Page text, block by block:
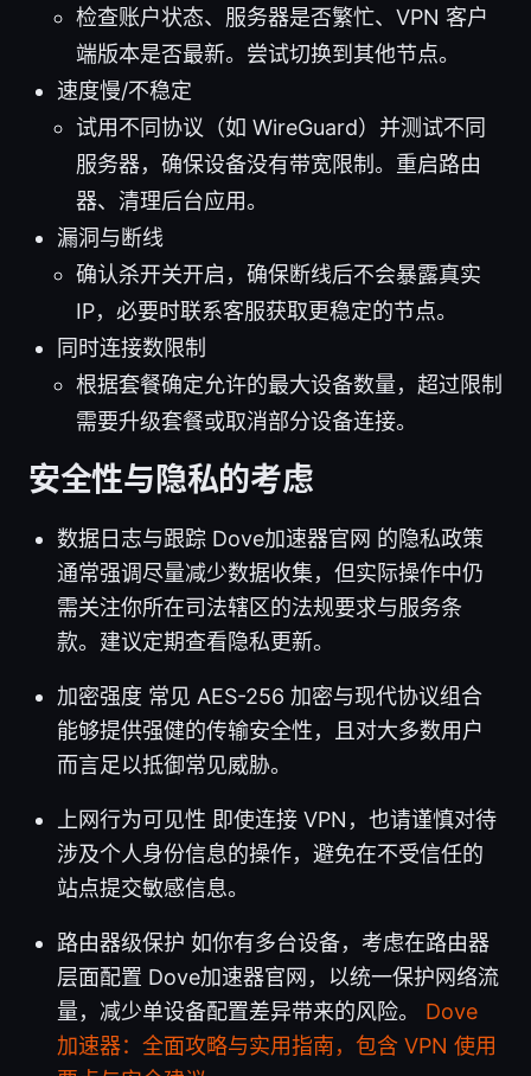
检查账户状态、服务器是否繁忙、VPN 客户
端版本是否最新。尝试切换到其他节点。
速度慢/不稳定
试用不同协议（如 WireGuard）并测试不同
服务器，确保设备没有带宽限制。重启路由
器、清理后台应用。
漏洞与断线
确认杀开关开启，确保断线后不会暴露真实
IP，必要时联系客服获取更稳定的节点。
同时连接数限制
根据套餐确定允许的最大设备数量，超过限制
需要升级套餐或取消部分设备连接。
安全性与隐私的考虑
数据日志与跟踪 Dove加速器官网 的隐私政策
通常强调尽量减少数据收集，但实际操作中仍
需关注你所在司法辖区的法规要求与服务条
款。建议定期查看隐私更新。
加密强度 常见 AES-256 加密与现代协议组合
能够提供强健的传输安全性，且对大多数用户
而言足以抵御常见威胁。
上网行为可见性 即使连接 VPN，也请谨慎对待
涉及个人身份信息的操作，避免在不受信任的
站点提交敏感信息。
路由器级保护 如你有多台设备，考虑在路由器
层面配置 Dove加速器官网，以统一保护网络流
量，减少单设备配置差异带来的风险。 Dove
加速器：全面攻略与实用指南，包含 VPN 使用